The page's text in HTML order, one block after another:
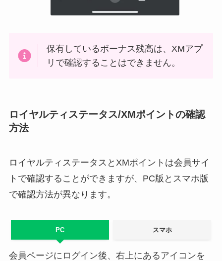
保有しているボーナス残高は、XMアプ
リで確認することはできません。
ロイヤルティステータス/XMポイントの確認
方法
ロイヤルティステータスとXMポイントは会員サイ
トで確認することができますが、PC版とスマホ版
で確認方法が異なります。
PC スマホ
会員ページにログイン後、右上にあるアイコンを